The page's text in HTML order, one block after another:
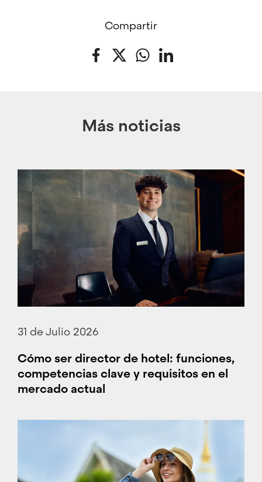
Compartir
Facebook
Twitter WhatsApp
Más noticias
31 de Julio 2026
Cómo ser director de hotel: funciones,
competencias clave y requisitos en el
mercado actual